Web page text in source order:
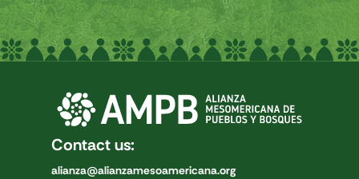
Contact us:
alianza@alianzamesoamericana.org